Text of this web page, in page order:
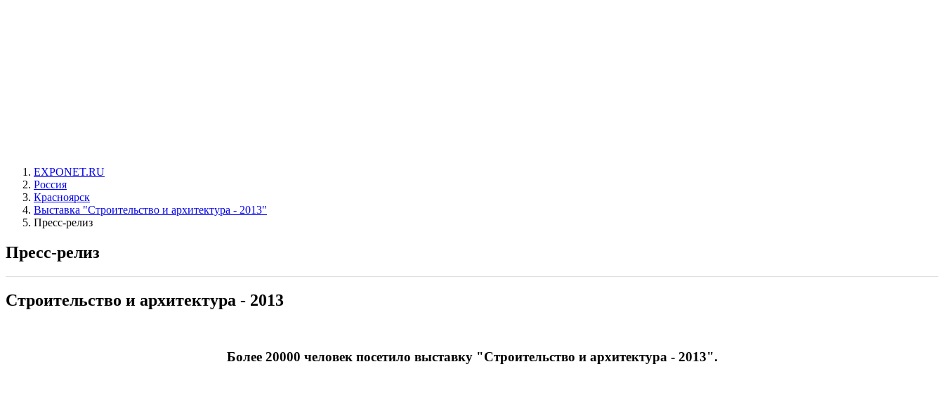
EXPONET.RU
Россия
Красноярск
Выставка "Строительство и архитектура - 2013"
Пресс-релиз
Пресс-релиз
Строительство и архитектура - 2013
Более 20000 человек посетило выставку "Строительство и архитектура - 2013".